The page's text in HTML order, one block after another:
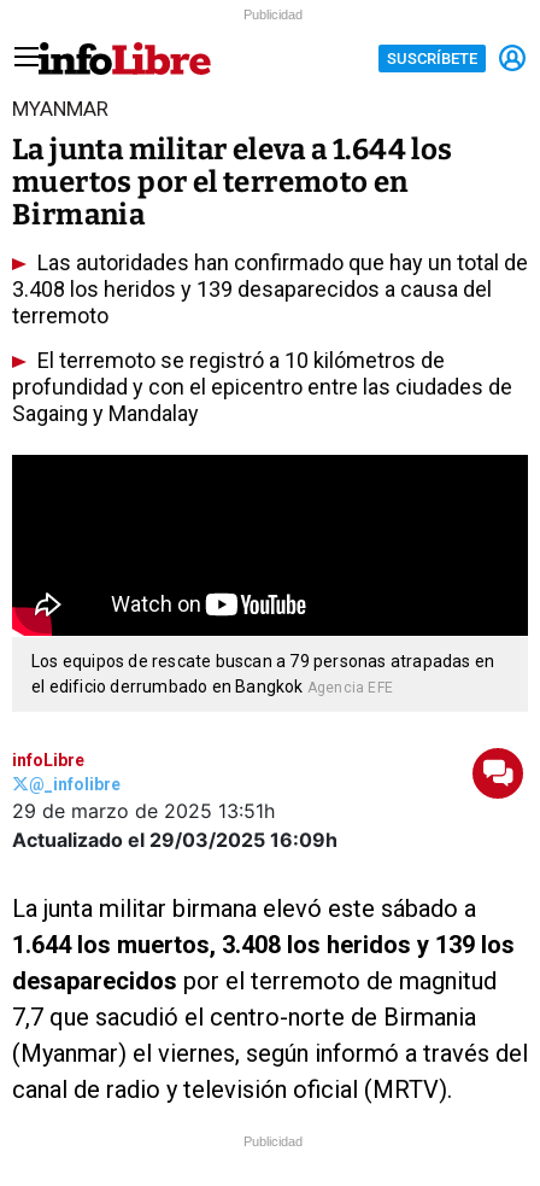
Publicidad
SUSCRÍBETE
MYANMAR
La junta militar eleva a 1.644 los
muertos por el terremoto en
Birmania
Las autoridades han confirmado que hay un total de
3.408 los heridos y 139 desaparecidos a causa del
terremoto
El terremoto se registró a 10 kilómetros de
profundidad y con el epicentro entre las ciudades de
Sagaing y Mandalay
Los equipos de rescate buscan a 79 personas atrapadas en
el edificio derrumbado en Bangkok Agencia EFE
infoLibre
@_infolibre
29 de marzo de 2025 13:51h
Actualizado el 29/03/2025 16:09h
La junta militar birmana elevó este sábado a
1.644 los muertos, 3.408 los heridos y 139 los
desaparecidos por el terremoto de magnitud
7,7 que sacudió el centro-norte de Birmania
(Myanmar) el viernes, según informó a través del
canal de radio y televisión oficial (MRTV).
Publicidad